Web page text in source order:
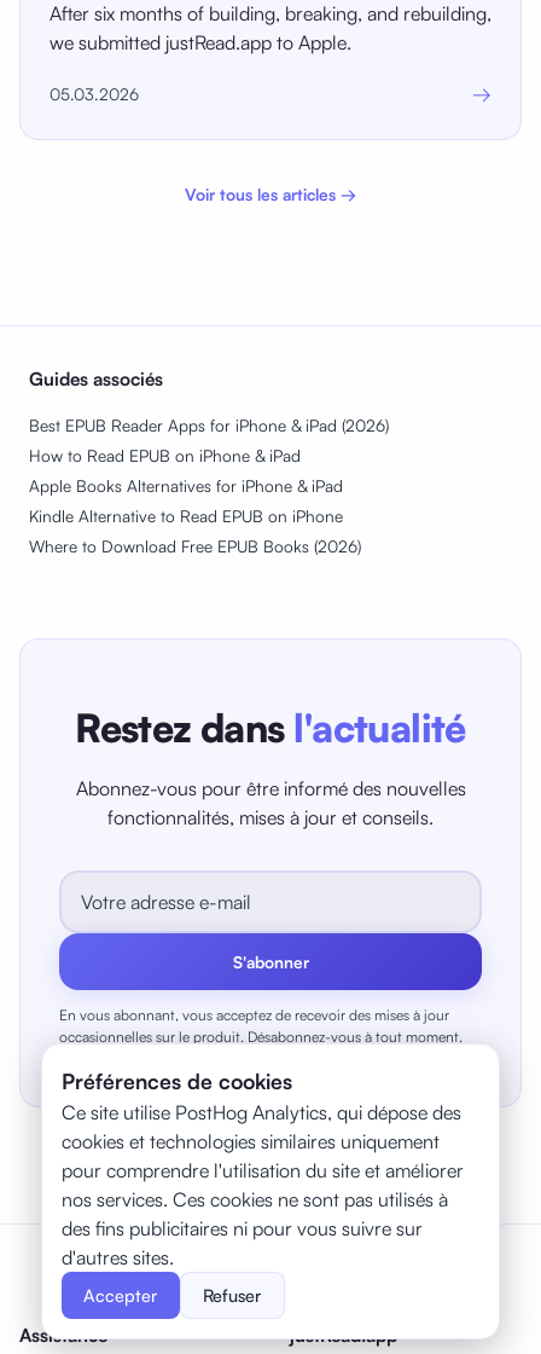
After six months of building, breaking, and rebuilding,
we submitted justRead.app to Apple.
05.03.2026 →
Voir tous les articles →
Guides associés
Best EPUB Reader Apps for iPhone & iPad (2026)
How to Read EPUB on iPhone & iPad
Apple Books Alternatives for iPhone & iPad
Kindle Alternative to Read EPUB on iPhone
Where to Download Free EPUB Books (2026)
Restez dans l'actualité
Abonnez-vous pour être informé des nouvelles
fonctionnalités, mises à jour et conseils.
S'abonner
En vous abonnant, vous acceptez de recevoir des mises à jour
occasionnelles sur le produit. Désabonnez-vous à tout moment.
Assistance justRead.app
Préférences de cookies
Ce site utilise PostHog Analytics, qui dépose des
cookies et technologies similaires uniquement
pour comprendre l'utilisation du site et améliorer
nos services. Ces cookies ne sont pas utilisés à
des fins publicitaires ni pour vous suivre sur
d'autres sites.
Accepter Refuser